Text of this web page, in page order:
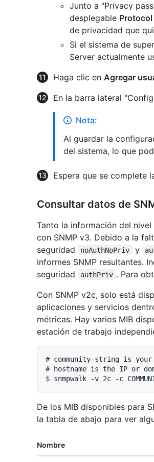
Junto a "Privacy
desplegable Protocol
de privacidad que
Si el sistema de
Server actualmente
Haga clic en Agregar
En la barra lateral
Nota:
Al guardar la
del sistema, lo que
Espera que se complete
Consultar datos de
Tanto la información del
con SNMP v3. Debido a la
seguridad
noAuthNoPriv y
informes SNMP resultantes.
seguridad
authPriv . Para
Con SNMP v2c, solo está
aplicaciones y servicios
métricas. Hay varios MIB
estación de trabajo
# community-string is
# hostname is the IP or
$ snmpwalk -v 2c -c
De los MIB disponibles para
la tabla de abajo para ver
Nombre